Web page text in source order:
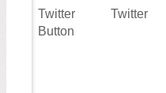
Twitter
Button
Twitter